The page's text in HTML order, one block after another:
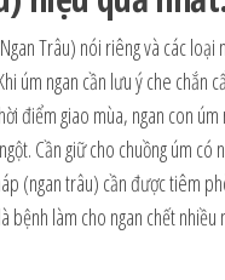
Trâu) nói riêng và các loại
úm ngan cần lưu ý che chắn
điểm giao mùa, ngan con
Cần giữ cho chuồng úm có
(ngan trâu) cần được tiêm
bệnh làm cho ngan chết